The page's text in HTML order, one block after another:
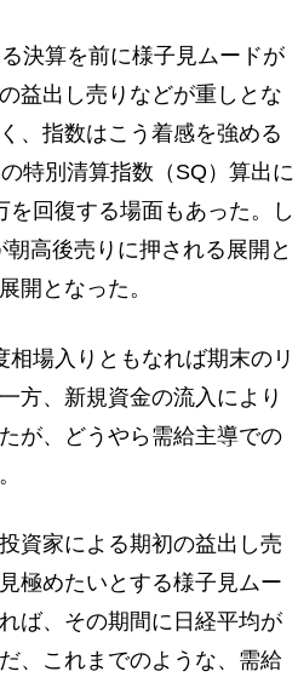
決算を前に様子見ムードが
益出し売りなどが重しとな
、指数はこう着感を強める
特別清算指数（SQ）算出に
回復する場面もあった。し
高後売りに押される展開と
開となった。
場入りともなれば期末のリ
方、新規資金の流入により
が、どうやら需給主導での
資家による期初の益出し売
極めたいとする様子見ムー
ば、その期間に日経平均が
、これまでのような、需給